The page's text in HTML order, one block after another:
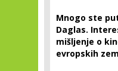
Mnogo ste
Daglas.
mišljenje o
evropskih